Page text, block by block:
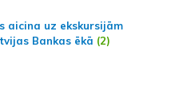
aicina uz ekskursijām
Bankas ēkā (2)